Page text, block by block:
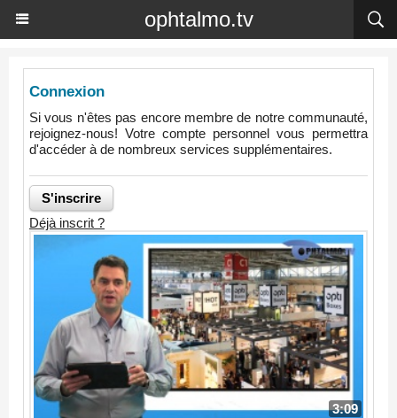
ophtalmo.tv
Connexion
Si vous n'êtes pas encore membre de notre communauté,
rejoignez-nous! Votre compte personnel vous permettra
d'accéder à de nombreux services supplémentaires.
Déjà inscrit ?
3:09